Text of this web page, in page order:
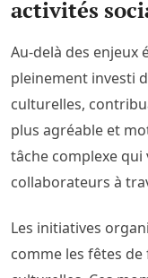
activités
Au-delà des enjeux
pleinement investi
culturelles,
plus agréable et
tâche complexe
collaborateurs à
Les initiatives
comme les fêtes de